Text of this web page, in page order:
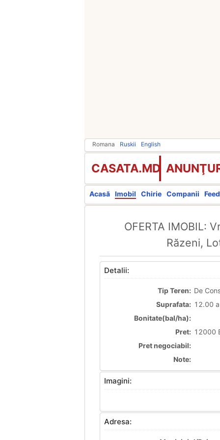
Romana Ruskii English
CASATA.MD
Acasă Imobil Chirie Companii
OFERTA IMOBIL:
Răzeni,
Detalii:
Tip Teren: De
Suprafata: 12.00
Bonitate(bal/ha):
Pret: 12000
Pret negociabil:
Note:
Imagini:
Adresa: